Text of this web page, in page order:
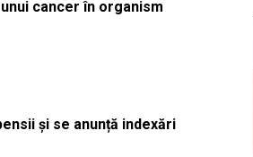
cancer în organism
și se anunță indexări